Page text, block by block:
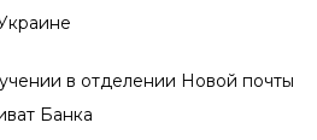
в отделении Новой почты
Банка